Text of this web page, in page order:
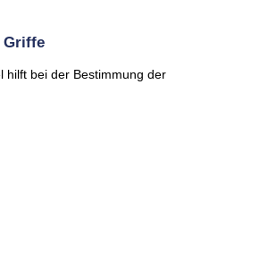
Griffe
hilft bei der Bestimmung der